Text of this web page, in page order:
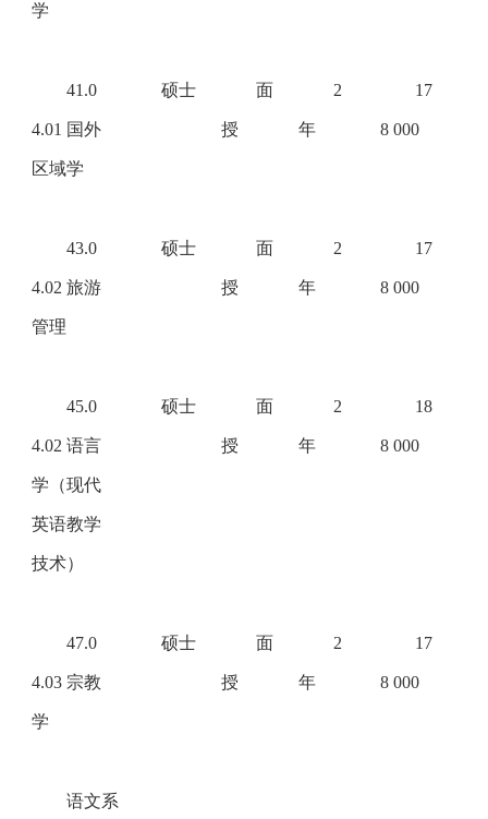
学
41.0
4.01 国外
区域学
硕士 面
授
2
年
17
8 000
43.0
4.02 旅游
管理
硕士 面
授
2
年
17
8 000
45.0
4.02 语言
学（现代
英语教学
技术）
硕士 面
授
2
年
18
8 000
47.0
4.03 宗教
学
硕士 面
授
2
年
17
8 000
语文系